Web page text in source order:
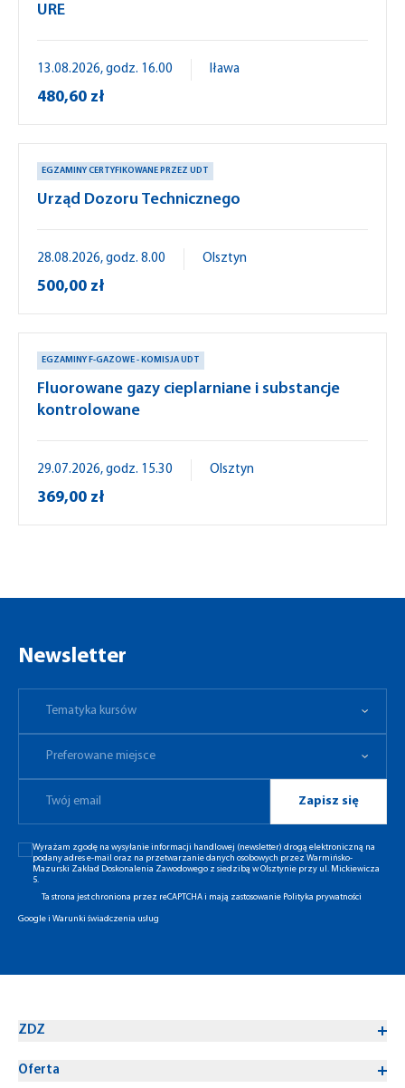
URE
13.08.2026, godz. 16.00 Iława
480,60 zł
EGZAMINY CERTYFIKOWANE PRZEZ UDT
Urząd Dozoru Technicznego
28.08.2026, godz. 8.00 Olsztyn
500,00 zł
EGZAMINY F-GAZOWE - KOMISJA UDT
Fluorowane gazy cieplarniane i substancje
kontrolowane
29.07.2026, godz. 15.30 Olsztyn
369,00 zł
Newsletter
Tematyka kursów
Preferowane miejsce
Zapisz się
Wyrażam zgodę na wysyłanie informacji handlowej (newsletter) drogą elektroniczną na
podany adres e-mail oraz na przetwarzanie danych osobowych przez Warmińsko-
Mazurski Zakład Doskonalenia Zawodowego z siedzibą w Olsztynie przy ul. Mickiewicza
5.
Ta strona jest chroniona przez reCAPTCHA i mają zastosowanie Polityka prywatności
Googlei Warunki świadczenia usług
ZDZ
Oferta